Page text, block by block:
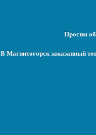
Просим
В Магнитогорск заказанный